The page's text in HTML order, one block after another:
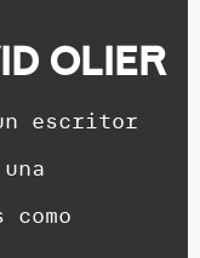
Olier
escritor